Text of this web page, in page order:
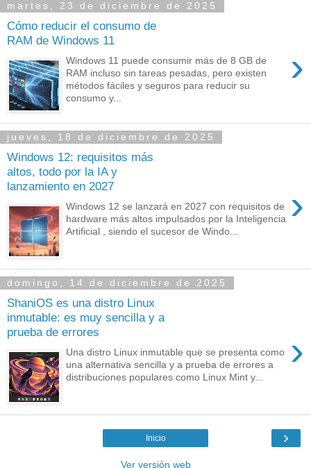
martes, 23 de diciembre de 2025
Cómo reducir el consumo de
RAM de Windows 11
›
Windows 11 puede consumir más de 8 GB de
RAM incluso sin tareas pesadas, pero existen
métodos fáciles y seguros para reducir su
consumo y...
jueves, 18 de diciembre de 2025
Windows 12: requisitos más
altos, todo por la IA y
lanzamiento en 2027
›
Windows 12 se lanzará en 2027 con requisitos de
hardware más altos impulsados por la Inteligencia
Artificial , siendo el sucesor de Windo...
domingo, 14 de diciembre de 2025
ShaniOS es una distro Linux
inmutable: es muy sencilla y a
prueba de errores
›
Una distro Linux inmutable que se presenta como
una alternativa sencilla y a prueba de errores a
distribuciones populares como Linux Mint y...
›
Inicio
Ver versión web